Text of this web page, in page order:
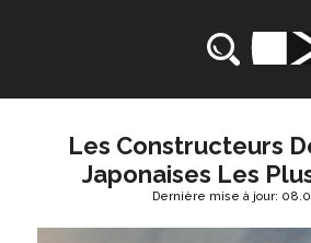
Les Constructeurs
Japonaises Les
Dernière mise à jour: